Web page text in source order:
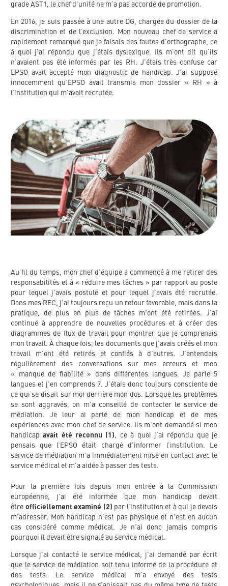
grade AST1, le chef d’unité ne m’a pas accordé de promotion.
En 2016, je suis passée à une autre DG, chargée du dossier de la
discrimination et de l’exclusion. Mon nouveau chef de service a
rapidement remarqué que je faisais des fautes d’orthographe, ce
à quoi j’ai répondu que j’étais dyslexique. Ils m’ont dit qu’ils
n’avaient pas été informés par les RH. J’étais très confuse car
EPSO avait accepté mon diagnostic de handicap. J’ai supposé
innocemment qu’EPSO avait transmis mon dossier « RH » à
l’institution qui m’avait recrutée.
Au fil du temps, mon chef d’équipe a commencé à me retirer des
responsabilités et à « réduire mes tâches » par rapport au poste
pour lequel j’avais postulé et pour lequel j’avais été recrutée.
Dans mes REC, j’ai toujours reçu un retour favorable, mais dans la
pratique, de plus en plus de tâches m’ont été retirées. J’ai
continué à apprendre de nouvelles procédures et à créer des
diagrammes de flux de travail pour montrer que je comprenais
mon travail. À chaque fois, les documents que j’avais créés et mon
travail m’ont été retirés et confiés à d’autres. J’entendais
régulièrement des conversations sur mes erreurs et mon
« manque de fiabilité » dans différentes langues. Je parle 5
langues et j’en comprends 7. J’étais donc toujours consciente de
ce qui se disait sur moi derrière mon dos. Lorsque les problèmes
se sont aggravés, on m’a conseillé de contacter le service de
médiation. Je leur ai parlé de mon handicap et de mes
expériences avec mon chef de service. Ils m’ont demandé si mon
handicapavait été reconnu (1), ce à quoi j’ai répondu que je
pensais que l’EPSO était chargé d’informer l’institution. Le
service de médiation m’a immédiatement mise en contact avec le
service médical et m’a aidée à passer des tests.
Pour la première fois depuis mon entrée à la Commission
européenne, j’ai été informée que mon handicap devait
être officiellement examiné (2) par l’institution et à qui je devais
m’adresser. Mon handicap n’est pas physique et n’est en aucun
cas considéré comme médical. Je n’ai donc jamais compris
pourquoi il devait être signalé au service médical.
Lorsque j’ai contacté le service médical, j’ai demandé par écrit
que le service de médiation soit tenu informé de la procédure et
des tests. Le service médical m’a envoyé des tests